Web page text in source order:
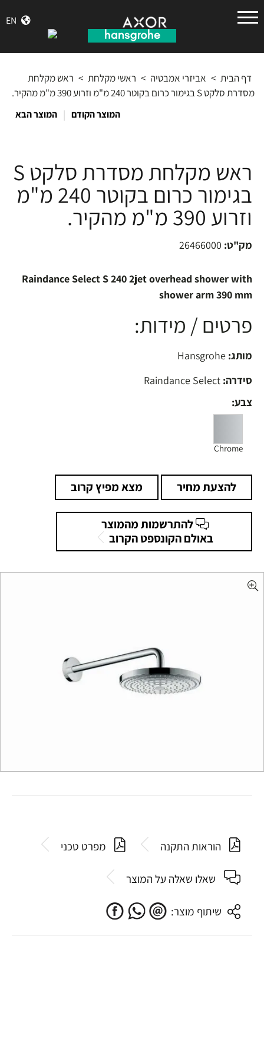
EN
גרואה
דף הבית > אביזרי אמבטיה > ראשי מקלחת > ראש מקלחת
מסדרת סלקט S בגימור כרום בקוטר 240 מ"מ וזרוע 390 מ"מ מהקיר.
המוצר הקודם | המוצר הבא
ראש מקלחת מסדרת סלקט S
בגימור כרום בקוטר 240 מ"מ
וזרוע 390 מ"מ מהקיר.
מק"ט: 26466000
Raindance Select S 240 2jet overhead shower with
shower arm 390 mm
פרטים / מידות:
מותג:
סידרה:
צבע:
Chrome
להצעת מחיר מצא מפיץ קרוב
להתרשמות מהמוצר
באולם הקונספט הקרוב
הוראות התקנה מפרט טכני
שאלו שאלה על המוצר
שיתוף מוצר: